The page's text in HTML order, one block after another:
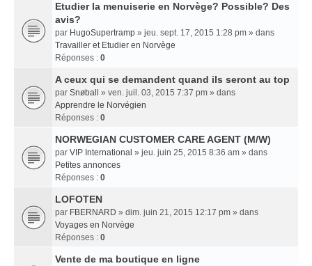
Etudier la menuiserie en Norvège? Possible? Des
avis?
par HugoSupertramp » jeu. sept. 17, 2015 1:28 pm » dans
Travailler et Etudier en Norvège
Réponses : 0
A ceux qui se demandent quand ils seront au top
par Snøball
» ven. juil. 03, 2015 7:37 pm » dans
Apprendre le Norvégien
Réponses : 0
NORWEGIAN CUSTOMER CARE AGENT (M/W)
par VIP International » jeu. juin 25, 2015 8:36 am » dans
Petites annonces
Réponses : 0
LOFOTEN
par FBERNARD » dim. juin 21, 2015 12:17 pm » dans
Voyages en Norvège
Réponses : 0
Vente de ma boutique en ligne